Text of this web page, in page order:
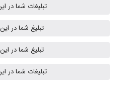
تبلیغات شما در
تبلیغ شما در
تبلیغ شما در
تبلیغات شما در